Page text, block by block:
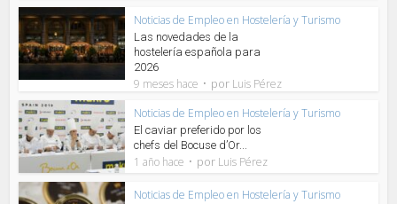
Noticias de Empleo en Hostelería y Turismo
Las novedades de la
hostelería española para
2026
9 meses hace por Luis Pérez
Noticias de Empleo en Hostelería y Turismo
El caviar preferido por los
chefs del Bocuse d’Or...
1 año hace por Luis Pérez
Noticias de Empleo en Hostelería y Turismo